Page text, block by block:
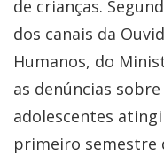
de crianças.
dos canais da
Humanos, do
as denúncias
adolescentes
primeiro semestre